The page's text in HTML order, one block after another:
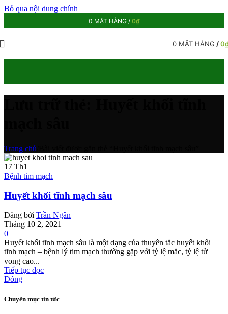
Bỏ qua nội dung chính
0 MẶT HÀNG / 0₫
0 MẶT HÀNG /0
Trang chủ
17 Th1
Bệnh tim mạch
Huyết khối tĩnh mạch sâu
Đăng bởi Trần Ngân
Tháng 10 2, 2021
0
Huyết khối tĩnh mạch sâu là một dạng của thuyên tắc huyết khối
tĩnh mạch – bệnh lý tim mạch thường gặp với tỷ lệ mắc, tỷ lệ tử
vong cao...
Tiếp tục đọc
Đóng
Chuyên mục tin tức